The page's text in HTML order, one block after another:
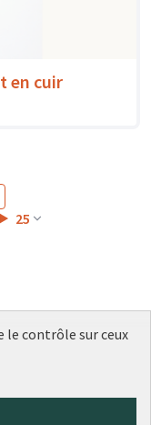
en cuir
25
le contrôle sur ceux